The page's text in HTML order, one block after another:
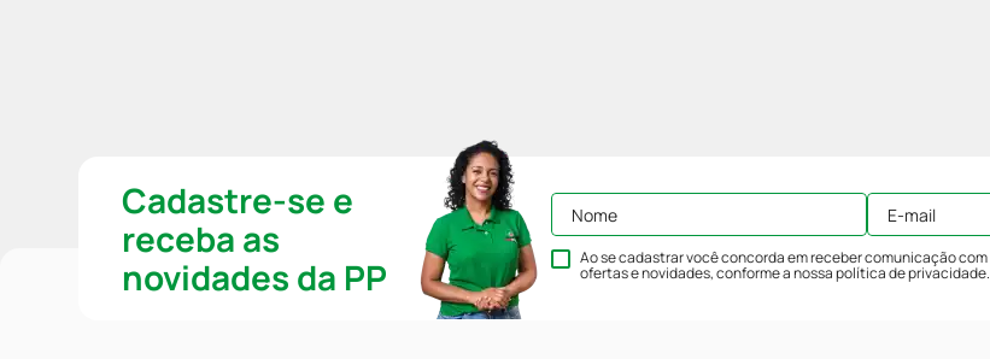
Cadastre-se e
receba as
novidades da PP
Ao se cadastrar você concorda em receber comunicação com
ofertas e novidades, conforme a nossapolítica de privacidade.